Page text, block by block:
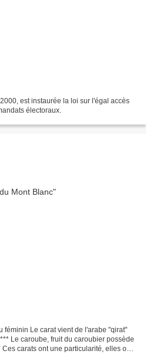
est instaurée la loi sur l'égal accès
électoraux.
Le carat vient de l'arabe "qirat"
Le caroube, fruit du caroubier possède
carats ont une particularité, elles ont